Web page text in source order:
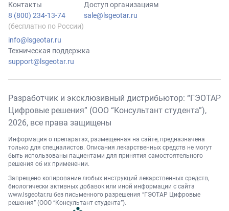
Контакты
8 (800) 234-13-74
(бесплатно по России)
info@lsgeotar.ru
Доступ организациям
sale@lsgeotar.ru
Техническая поддержка
support@lsgeotar.ru
Разработчик и эксклюзивный дистрибьютор: “ГЭОТАР
Цифровые решения” (ООО “Консультант студента”),
2026, все права защищены
Информация о препаратах, размещенная на сайте, предназначена
только для специалистов. Описания лекарственных средств не могут
быть использованы пациентами для принятия самостоятельного
решения об их применении.
Запрещено копирование любых инструкций лекарственных средств,
биологически активных добавок или иной информации с сайта
www.lsgeotar.ru без письменного разрешения “ГЭОТАР Цифровые
решения” (ООО “Консультант студента”).